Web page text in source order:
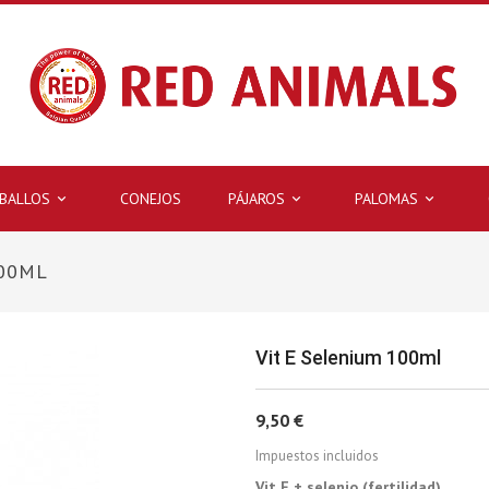
 CONEJOS 
PÁJAROS 
PALOMAS
Vit E Selenium 100ml
9,50 €
Impuestos incluidos